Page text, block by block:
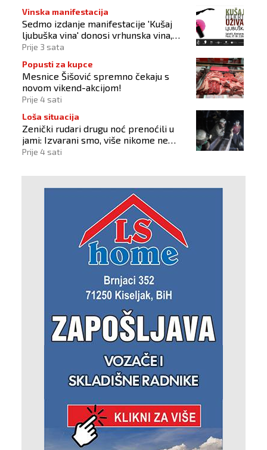
Vinska manifestacija
Sedmo izdanje manifestacije 'Kušaj
ljubuška vina' donosi vrhunska vina,
gastronomiju i glazbu
Prije 3 sata
Popusti za kupce
Mesnice Šišović spremno čekaju s
novom vikend-akcijom!
Prije 4 sati
Loša situacija
Zenički rudari drugu noć prenoćili u
jami: Izvarani smo, više nikome ne
vjerujemo
Prije 4 sati